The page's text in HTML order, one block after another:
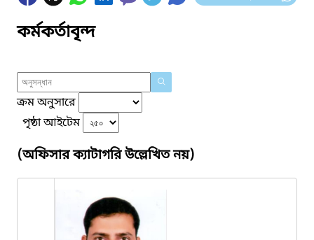
কর্মকর্তাবৃন্দ
ক্রম অনুসারে
পৃষ্ঠা আইটেম
(অফিসার ক্যাটাগরি উল্লেখিত নয়)